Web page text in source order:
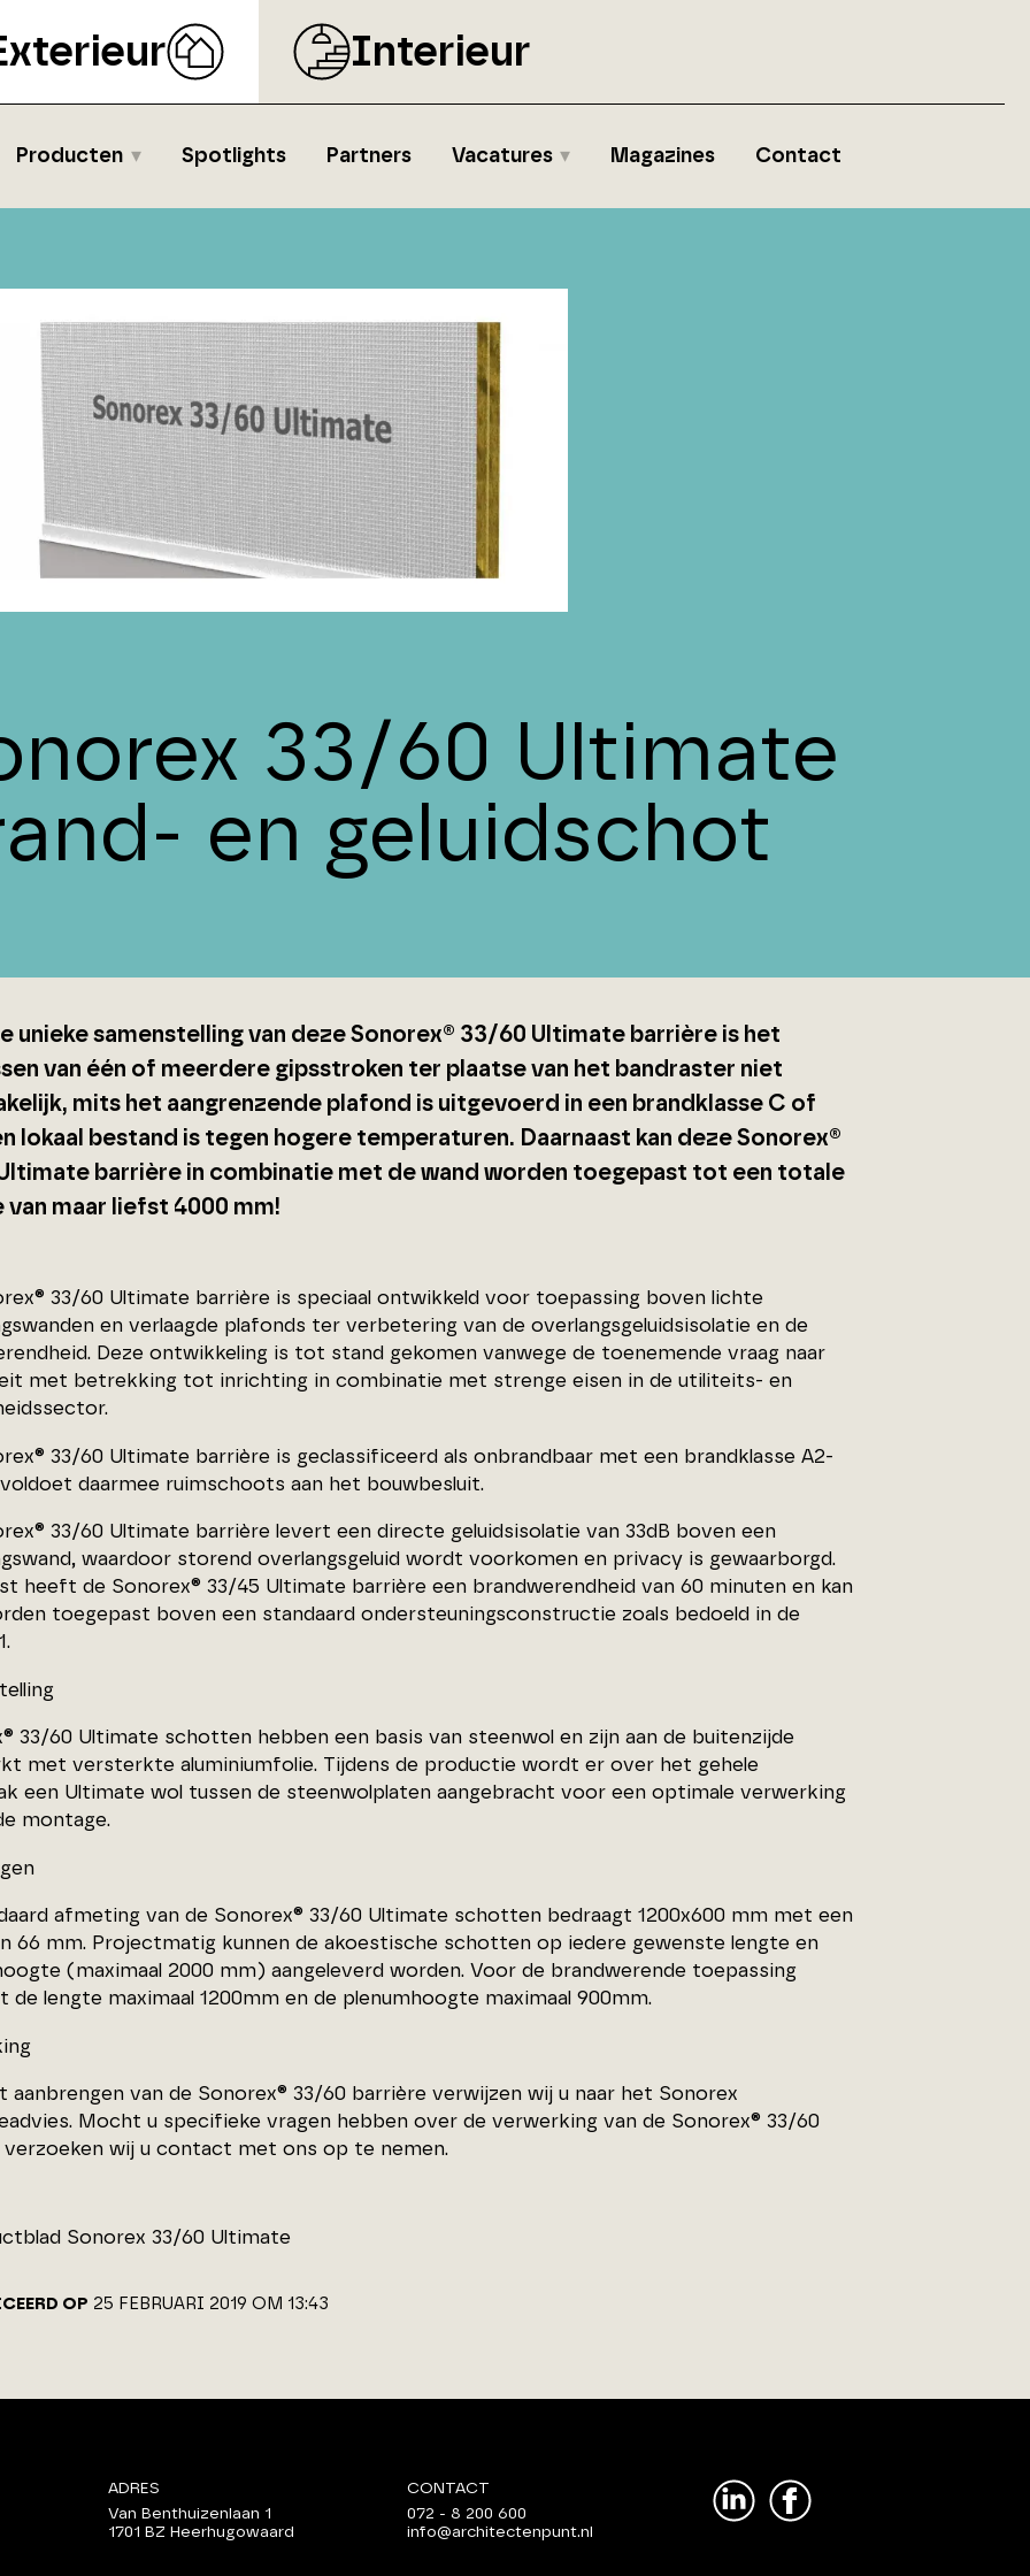
Interieur
Producten Spotlights Partners Vacatures Magazines Contact
33/60 Ultimate
en geluidschot
unieke samenstelling van deze Sonorex® 33/60 Ultimate barrière is het
van één of meerdere gipsstroken ter plaatse van het bandraster niet
mits het aangrenzende plafond is uitgevoerd in een brandklasse C of
lokaal bestand is tegen hogere temperaturen. Daarnaast kan deze Sonorex®
barrière in combinatie met de wand worden toegepast tot een totale
van maar liefst 4000 mm!
33/60 Ultimate barrière is speciaal ontwikkeld voor toepassing boven lichte
en verlaagde plafonds ter verbetering van de overlangsgeluidsisolatie en de
Deze ontwikkeling is tot stand gekomen vanwege de toenemende vraag naar
met betrekking tot inrichting in combinatie met strenge eisen in de utiliteits- en
33/60 Ultimate barrière is geclassificeerd als onbrandbaar met een brandklasse A2-
voldoet daarmee ruimschoots aan het bouwbesluit.
33/60 Ultimate barrière levert een directe geluidsisolatie van 33dB boven een
waardoor storend overlangsgeluid wordt voorkomen en privacy is gewaarborgd.
heeft de Sonorex® 33/45 Ultimate barrière een brandwerendheid van 60 minuten en kan
toegepast boven een standaard ondersteuningsconstructie zoals bedoeld in de
33/60 Ultimate schotten hebben een basis van steenwol en zijn aan de buitenzijde
met versterkte aluminiumfolie. Tijdens de productie wordt er over het gehele
een Ultimate wol tussen de steenwolplaten aangebracht voor een optimale verwerking
montage.
afmeting van de Sonorex® 33/60 Ultimate schotten bedraagt 1200x600 mm met een
66 mm. Projectmatig kunnen de akoestische schotten op iedere gewenste lengte en
(maximaal 2000 mm) aangeleverd worden. Voor de brandwerende toepassing
de lengte maximaal 1200mm en de plenumhoogte maximaal 900mm.
aanbrengen van de Sonorex® 33/60 barrière verwijzen wij u naar het Sonorex
Mocht u specifieke vragen hebben over de verwerking van de Sonorex® 33/60
verzoeken wij u contact met ons op te nemen.
Sonorex 33/60 Ultimate
OP 25 FEBRUARI 2019 OM 13:43
ADRES
Van Benthuizenlaan 1
1701 BZ Heerhugowaard
CONTACT
072 - 8 200 600
info@architectenpunt.nl